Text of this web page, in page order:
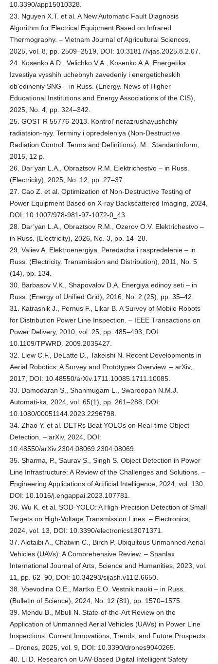
10.3390/app15010328.
23. Nguyen X.T. et al. A New Automatic Fault Diagnosis
Algorithm for Electrical Equipment Based on Infrared
Thermography. – Vietnam Journal of Agricultural Sciences,
2025, vol. 8, pp. 2509–2519, DOI: 10.31817/vjas.2025.8.2.07.
24. Kosenko A.D., Velichko V.A., Kosenko A.A. Energetika.
Izvestiya vysshih uchebnyh zavedeniy i energeticheskih
ob’edineniy SNG – in Russ. (Energy. News of Higher
Educational Institutions and Energy Associations of the CIS),
2025, No. 4, pp. 324–342.
25. GOST R 55776-2013. Kontrol’ nerazrushayushchiy
radiatsion-nyy. Terminy i opredeleniya (Non-Destructive
Radiation Control. Terms and Definitions). M.: Standartinform,
2015, 12 p.
26. Dar’yan L.A., Obraztsov R.M. Elektrichestvo – in Russ.
(Electricity), 2025, No. 12, pp. 27–37.
27. Cao Z. et al. Optimization of Non-Destructive Testing of
Power Equipment Based on X-ray Backscattered Imaging, 2024,
DOI: 10.1007/978-981-97-1072-0_43.
28. Dar’yan L.A., Obraztsov R.M., Ozerov O.V. Elektrichestvo –
in Russ. (Electricity), 2026, No. 3, pp. 14–28.
29. Valiev A. Elektroenergiya. Peredacha i raspredelenie – in
Russ. (Electricity. Transmission and Distribution), 2011, No. 5
(14), pp. 134.
30. Barbasov V.K., Shapovalov D.A. Energiya edinoy seti – in
Russ. (Energy of Unified Grid), 2016, No. 2 (25), pp. 35–42.
31. Katrasnik J., Pernus F., Likar B. A Survey of Mobile Robots
for Distribution Power Line Inspection. – IEEE Transactions on
Power Delivery, 2010, vol. 25, pp. 485–493, DOI:
10.1109/TPWRD. 2009.2035427.
32. Liew C.F., DeLatte D., Takeishi N. Recent Developments in
Aerial Robotics: A Survey and Prototypes Overview. – arXiv,
2017, DOI: 10.48550/arXiv.1711.10085.1711.10085.
33. Damodaran S., Shanmugam L., Swaroopan N.M.J.
Automati-ka, 2024, vol. 65(1), рр. 261–288, DOI:
10.1080/00051144.2023.2296798.
34. Zhao Y. et al. DETRs Beat YOLOs on Real-time Object
Detection. – arXiv, 2024, DOI:
10.48550/arXiv.2304.08069.2304.08069.
35. Sharma, P., Saurav S., Singh S. Object Detection in Power
Line Infrastructure: A Review of the Challenges and Solutions. –
Engineering Applications of Artificial Intelligence, 2024, vol. 130,
DOI: 10.1016/j.engappai.2023.107781.
36. Wu K. et al. SOD-YOLO: A High-Precision Detection of Small
Targets on High-Voltage Transmission Lines. – Electronics,
2024, vol. 13, DOI: 10.3390/electronics13071371.
37. Alotaibi A., Chatwin C., Birch P. Ubiquitous Unmanned Aerial
Vehicles (UAVs): A Comprehensive Review. – Shanlax
International Journal of Arts, Science and Humanities, 2023, vol.
11, pp. 62–90, DOI: 10.34293/sijash.v11i2.6650.
38. Voevodina O.E., Martko E.O. Vestnik nauki – in Russ.
(Bulletin of Science), 2024, No. 12 (81), pp. 1570–1575.
39. Mendu B., Mbuli N. State-of-the-Art Review on the
Application of Unmanned Aerial Vehicles (UAVs) in Power Line
Inspections: Current Innovations, Trends, and Future Prospects.
– Drones, 2025, vol. 9, DOI: 10.3390/drones9040265.
40. Li D. Research on UAV-Based Digital Intelligent Safety